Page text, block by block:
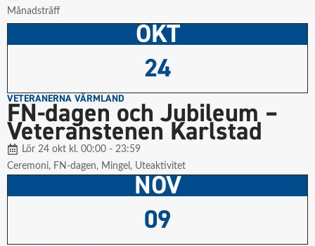
Månadsträff
OKT
24
VETERANERNA VÄRMLAND
FN-dagen och Jubileum –
Veteranstenen Karlstad
Lör 24 okt kl. 00:00 - 23:59
Ceremoni, FN-dagen, Mingel , Uteaktivitet
NOV
09